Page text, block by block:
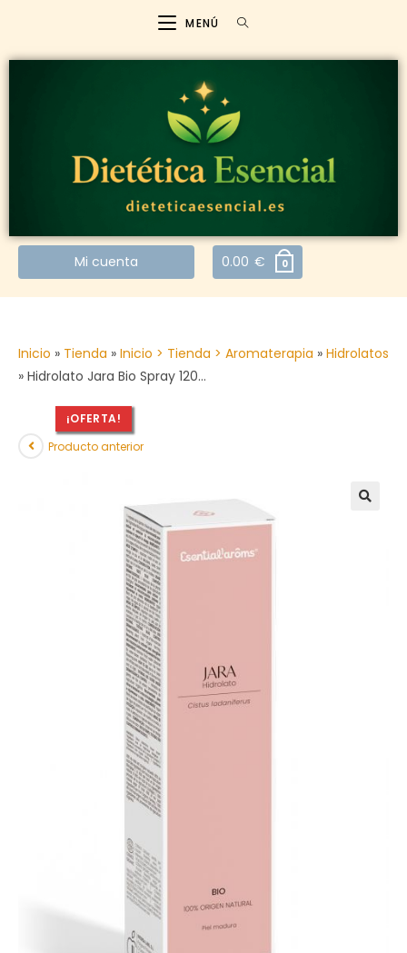
MENÚ
Mi cuenta 0.00 € 0
Inicio » Tienda » Inicio > Tienda > Aromaterapia » Hidrolatos
» Hidrolato Jara Bio Spray 120…
¡OFERTA!
Producto anterior